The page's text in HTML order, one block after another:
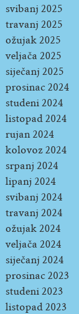
svibanj 2025
travanj 2025
ožujak 2025
veljača 2025
siječanj 2025
prosinac 2024
studeni 2024
listopad 2024
rujan 2024
kolovoz 2024
srpanj 2024
lipanj 2024
svibanj 2024
travanj 2024
ožujak 2024
veljača 2024
siječanj 2024
prosinac 2023
studeni 2023
listopad 2023